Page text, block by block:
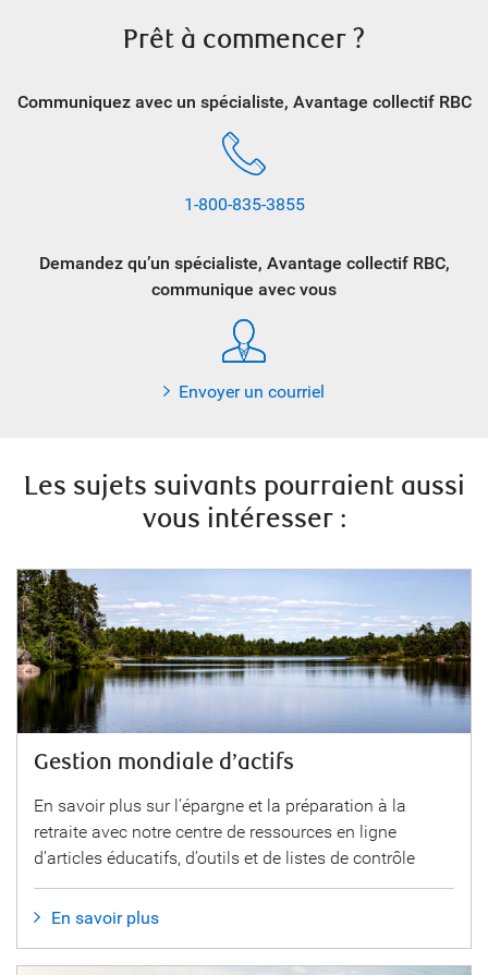
Prêt à commencer ?
Communiquez avec un spécialiste, Avantage collectif RBC
1-800-835-3855
Demandez qu’un spécialiste, Avantage collectif RBC,
communique avec vous
Envoyer un courriel
Les sujets suivants pourraient aussi
vous intéresser :
Gestion mondiale d’actifs
En savoir plus sur l’épargne et la préparation à la
retraite avec notre centre de ressources en ligne
d’articles éducatifs, d’outils et de listes de contrôle
En savoir plus